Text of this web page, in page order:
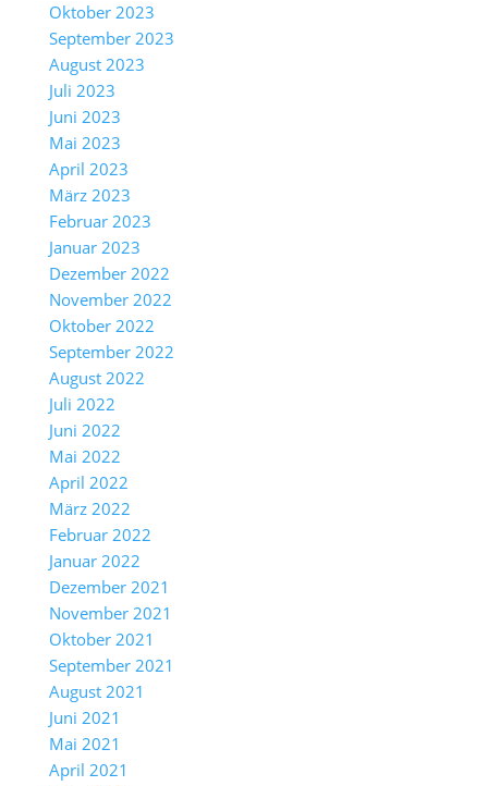
Oktober 2023
September 2023
August 2023
Juli 2023
Juni 2023
Mai 2023
April 2023
März 2023
Februar 2023
Januar 2023
Dezember 2022
November 2022
Oktober 2022
September 2022
August 2022
Juli 2022
Juni 2022
Mai 2022
April 2022
März 2022
Februar 2022
Januar 2022
Dezember 2021
November 2021
Oktober 2021
September 2021
August 2021
Juni 2021
Mai 2021
April 2021